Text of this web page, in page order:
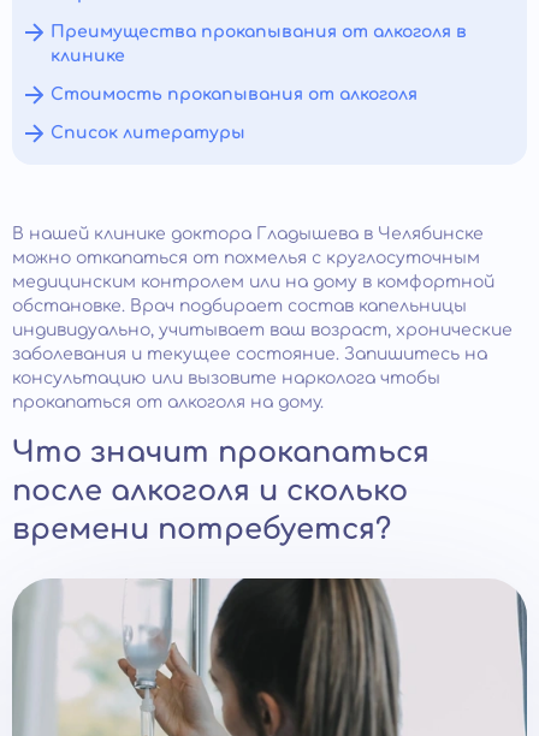
Преимущества прокапывания от алкоголя в
клинике
Стоимость прокапывания от алкоголя
Список литературы
В нашей клинике доктора Гладышева в Челябинске
можно откапаться от похмелья с круглосуточным
медицинским контролем или на дому в комфортной
обстановке. Врач подбирает состав капельницы
индивидуально, учитывает ваш возраст, хронические
заболевания и текущее состояние. Запишитесь на
консультацию или вызовите нарколога чтобы
прокапаться от алкоголя на дому.
Что значит прокапаться
после алкоголя и сколько
времени потребуется?